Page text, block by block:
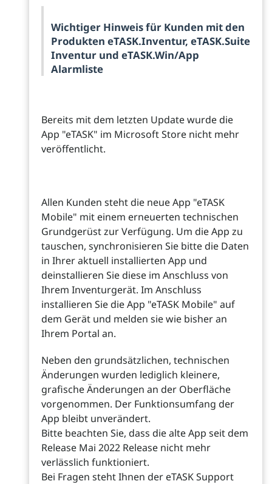
Wichtiger Hinweis für Kunden mit den
Produkten eTASK.Inventur, eTASK.Suite
Inventur und eTASK.Win/App
Alarmliste
Bereits mit dem letzten Update wurde die
App "eTASK" im Microsoft Store nicht mehr
veröffentlicht.
Allen Kunden steht die neue App "eTASK
Mobile" mit einem erneuerten technischen
Grundgerüst zur Verfügung. Um die App zu
tauschen, synchronisieren Sie bitte die Daten
in Ihrer aktuell installierten App und
deinstallieren Sie diese im Anschluss von
Ihrem Inventurgerät. Im Anschluss
installieren Sie die App "eTASK Mobile" auf
dem Gerät und melden sie wie bisher an
Ihrem Portal an.
Neben den grundsätzlichen, technischen
Änderungen wurden lediglich kleinere,
grafische Änderungen an der Oberfläche
vorgenommen. Der Funktionsumfang der
App bleibt unverändert.
Bitte beachten Sie, dass die alte App seit dem
Release Mai 2022 Release nicht mehr
verlässlich funktioniert.
Bei Fragen steht Ihnen der eTASK Support